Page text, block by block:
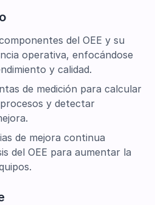
del OEE y su
operativa, enfocándose
y calidad.
de medición para calcular
y detectar
de mejora continua
del OEE para aumentar la